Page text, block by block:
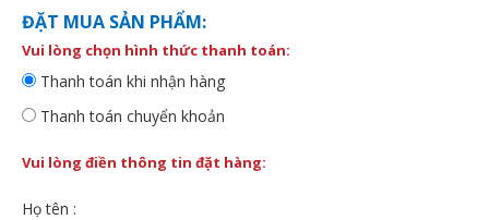
ĐẶT MUA SẢN PHẨM:
Vui lòng chọn hình thức thanh toán:
Thanh toán khi nhận hàng
Thanh toán chuyển khoản
Vui lòng điền thông tin đặt hàng:
Họ tên :